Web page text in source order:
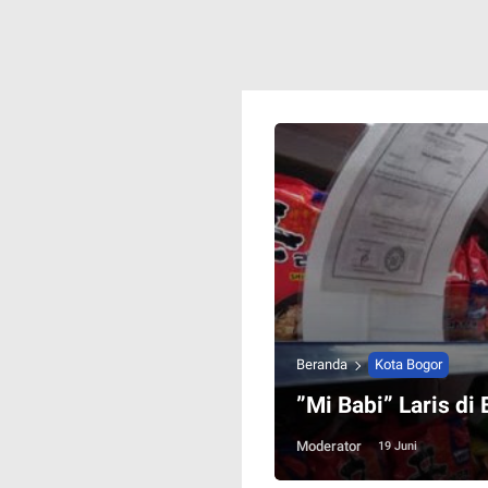
Beranda Kota Bogor
”Mi Babi” Laris di
Moderator 19 Juni